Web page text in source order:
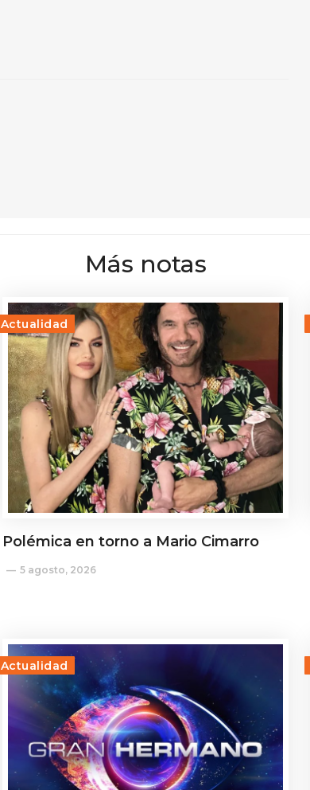
Más notas
Actualidad
Polémica en torno a Mario Cimarro
5 agosto, 2026
Actualidad